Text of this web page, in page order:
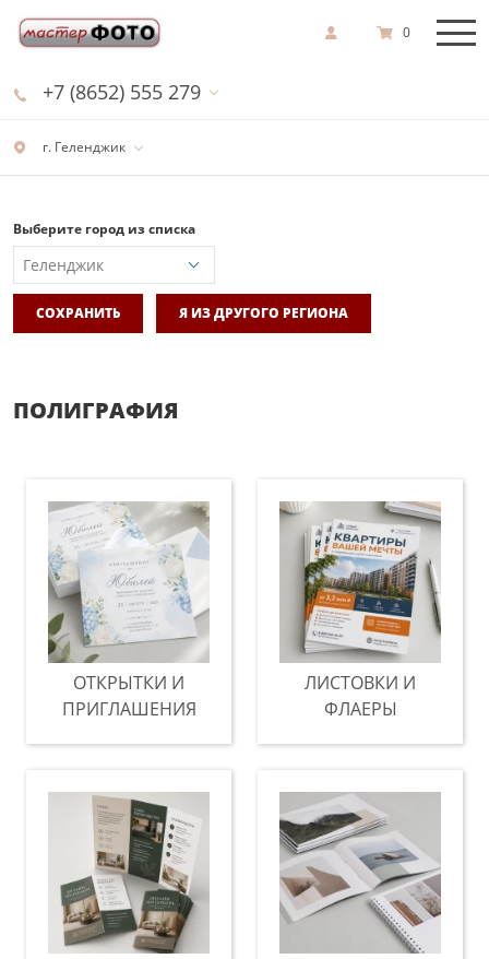
г. Геленджик
+7 (8652) 555 279
0
Выберите город из списка
СОХРАНИТЬ Я ИЗ ДРУГОГО РЕГИОНА
ПОЛИГРАФИЯ
ОТКРЫТКИ И
ПРИГЛАШЕНИЯ
ЛИСТОВКИ И
ФЛАЕРЫ